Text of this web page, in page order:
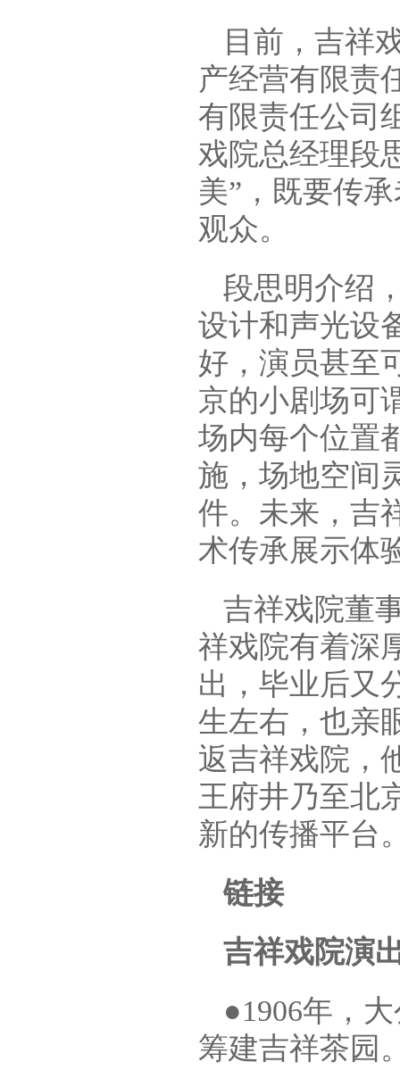
目前，吉祥
产经营有限责
有限责任公司
戏院总经理段
美”，既要传
观众。
段思明介绍
设计和声光设
好，演员甚至
京的小剧场可
场内每个位置
施，场地空间
件。未来，吉
术传承展示体
吉祥戏院董
祥戏院有着深
出，毕业后又
生左右，也亲
返吉祥戏院，
王府井乃至北
新的传播平台
链接
吉祥戏院演
●1906年，
筹建吉祥茶园